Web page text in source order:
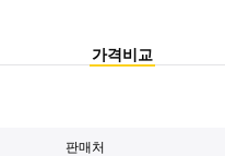
가격비교
판매처